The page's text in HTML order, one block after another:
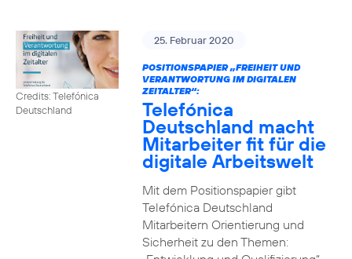
Credits: Telefónica
Deutschland
25. Februar 2020
POSITIONSPAPIER „FREIHEIT UND
VERANTWORTUNG IM DIGITALEN
ZEITALTER“:
Telefónica
Deutschland macht
Mitarbeiter fit für die
digitale Arbeitswelt
Mit dem Positionspapier gibt
Telefónica Deutschland
Mitarbeitern Orientierung und
Sicherheit zu den Themen: